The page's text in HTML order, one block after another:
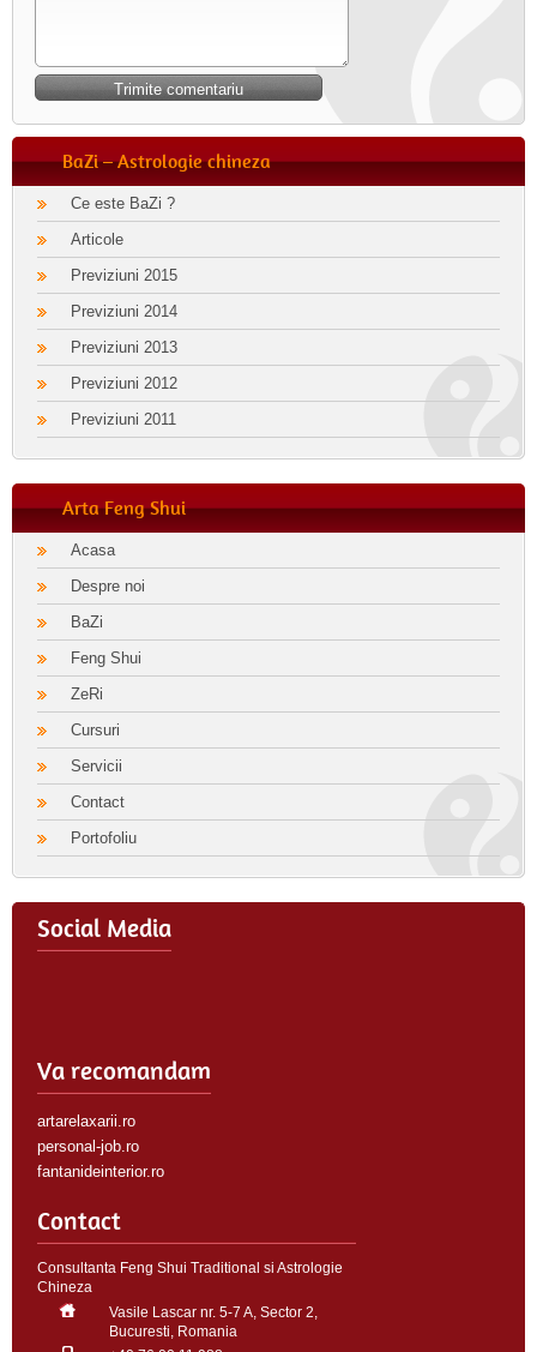
BaZi – Astrologie chineza
Ce este BaZi ?
Articole
Previziuni 2015
Previziuni 2014
Previziuni 2013
Previziuni 2012
Previziuni 2011
Arta Feng Shui
Acasa
Despre noi
BaZi
Feng Shui
ZeRi
Cursuri
Servicii
Contact
Portofoliu
Social Media
Va recomandam
artarelaxarii.ro
personal-job.ro
fantanideinterior.ro
Contact
Consultanta Feng Shui Traditional si Astrologie
Chineza
Vasile Lascar nr. 5-7 A, Sector 2,
Bucuresti, Romania